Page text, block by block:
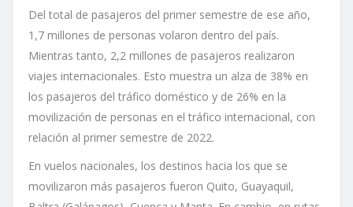
Del total de pasajeros del primer semestre de ese año,
1,7 millones de personas volaron dentro del país.
Mientras tanto, 2,2 millones de pasajeros realizaron
viajes internacionales. Esto muestra un alza de 38% en
los pasajeros del tráfico doméstico y de 26% en la
movilización de personas en el tráfico internacional, con
relación al primer semestre de 2022.
En vuelos nacionales, los destinos hacia los que se
movilizaron más pasajeros fueron Quito, Guayaquil,